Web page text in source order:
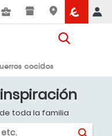
cocidos
toda la familia